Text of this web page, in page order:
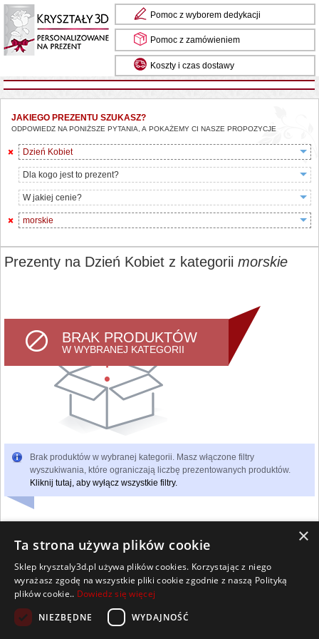
Pomoc z wyborem dedykacji
Pomoc z zamówieniem
Koszty i czas dostawy
JAKIEGO PREZENTU SZUKASZ?
ODPOWIEDZ NA PONIŻSZE PYTANIA, A POKAŻEMY CI NASZE PROPOZYCJE
Dzień Kobiet
Dla kogo jest to prezent?
W jakiej cenie?
morskie
Prezenty na Dzień Kobiet z kategorii morskie
BRAK PRODUKTÓW
W WYBRANEJ KATEGORII
Brak produktów w wybranej kategorii. Masz włączone filtry
wyszukiwania, które ograniczają liczbę prezentowanych produktów.
Kliknij tutaj, aby wyłącz wszystkie filtry.
Wszelkie prawa zastrzeżone
Kontakt Współpraca Regulamin
Pomoc Strona główna
×
Ta strona używa plików cookie
Sklep krysztaly3d.pl używa plików cookies. Korzystając z niego
wyrażasz zgodę na wszystkie pliki cookie zgodnie z naszą Polityką
plików cookie.. Dowiedz się więcej
NIEZBĘDNE
WYDAJNOŚĆ